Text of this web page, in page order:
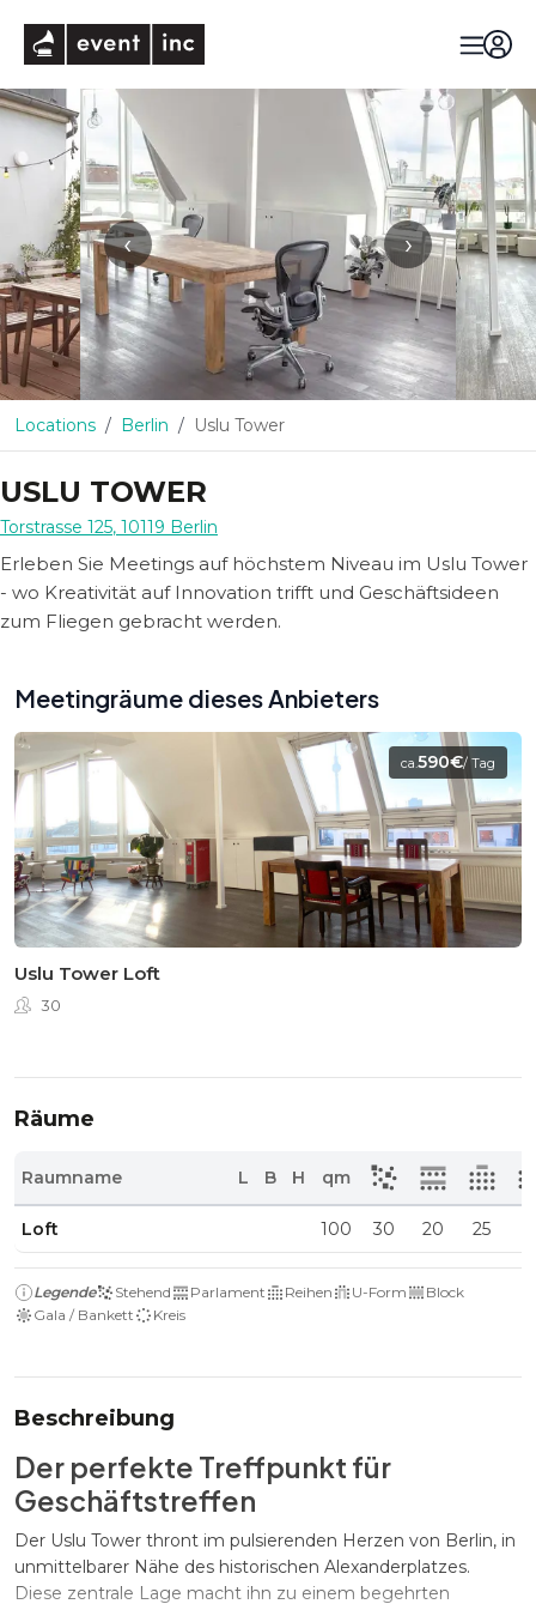
‹ ›
Locations Berlin Uslu Tower
USLU TOWER
Torstrasse 125, 10119 Berlin
Erleben Sie Meetings auf höchstem Niveau im Uslu Tower
- wo Kreativität auf Innovation trifft und Geschäftsideen
zum Fliegen gebracht werden.
Meetingräume dieses Anbieters
ca.590€/ Tag
Uslu Tower Loft
30
Räume
Raumname L B H qm
Loft 100 30 20 25
Legende Stehend Parlament Reihen U-Form
Block
Gala / Bankett
Kreis
Beschreibung
Der perfekte Treffpunkt für
Geschäftstreffen
Der Uslu Tower thront im pulsierenden Herzen von Berlin, in
unmittelbarer Nähe des historischen Alexanderplatzes.
Diese zentrale Lage macht ihn zu einem begehrten